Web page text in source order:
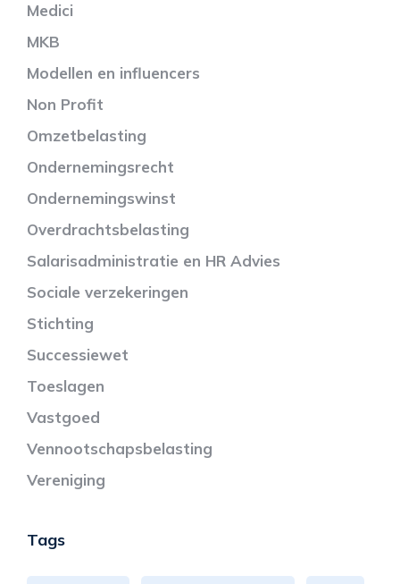
Medici
MKB
Modellen en influencers
Non Profit
Omzetbelasting
Ondernemingsrecht
Ondernemingswinst
Overdrachtsbelasting
Salarisadministratie en HR Advies
Sociale verzekeringen
Stichting
Successiewet
Toeslagen
Vastgoed
Vennootschapsbelasting
Vereniging
Tags